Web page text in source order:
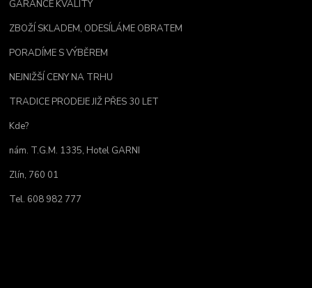
GARANCE KVALITY
ZBOŽÍ SKLADEM, ODESÍLÁME OBRATEM
PORADÍME S VÝBĚREM
NEJNIŽŠÍ CENY NA TRHU
TRADICE PRODEJE JIŽ PŘES 30 LET
Kde?
nám. T.G.M. 1335, Hotel GARNI
Zlín, 760 01
Tel. 608 982 777